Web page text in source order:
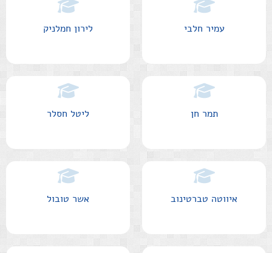
עמיר חלבי לירון חמלניק
תמר חן ליטל חסלר
איווטה טברטינוב אשר טובול